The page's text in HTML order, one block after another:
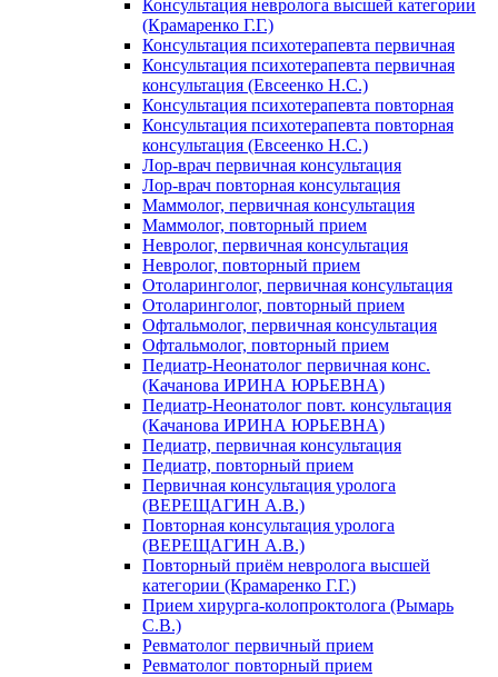
Консультация невролога высшей категории
(Крамаренко Г.Г.)
Консультация психотерапевта первичная
Консультация психотерапевта первичная
консультация (Евсеенко Н.С.)
Консультация психотерапевта повторная
Консультация психотерапевта повторная
консультация (Евсеенко Н.С.)
Лор-врач первичная консультация
Лор-врач повторная консультация
Маммолог, первичная консультация
Маммолог, повторный прием
Невролог, первичная консультация
Невролог, повторный прием
Отоларинголог, первичная консультация
Отоларинголог, повторный прием
Офтальмолог, первичная консультация
Офтальмолог, повторный прием
Педиатр-Неонатолог первичная конс.
(Качанова ИРИНА ЮРЬЕВНА)
Педиатр-Неонатолог повт. консультация
(Качанова ИРИНА ЮРЬЕВНА)
Педиатр, первичная консультация
Педиатр, повторный прием
Первичная консультация уролога
(ВЕРЕЩАГИН А.В.)
Повторная консультация уролога
(ВЕРЕЩАГИН А.В.)
Повторный приём невролога высшей
категории (Крамаренко Г.Г.)
Прием хирурга-колопроктолога (Рымарь
С.В.)
Ревматолог первичный прием
Ревматолог повторный прием